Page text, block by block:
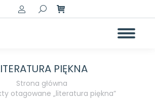
Szukaj:
PIĘKNA
Strona główna
otagowane „literatura piękna”